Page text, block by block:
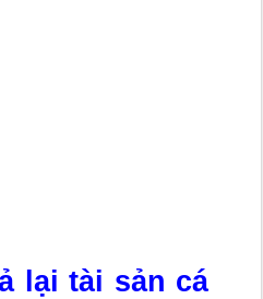
lại tài sản cá